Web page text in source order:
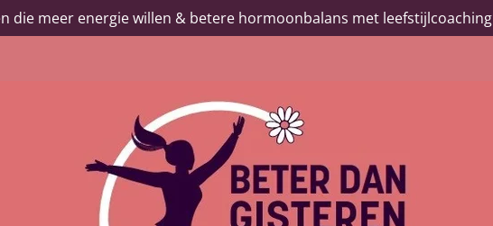
die meer energie willen & betere hormoonbalans met leefstijlcoaching